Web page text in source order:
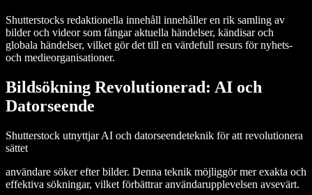
Shutterstocks redaktionella innehåll innehåller en rik samling av
bilder och videor som fångar aktuella händelser, kändisar och
globala händelser, vilket gör det till en värdefull resurs för nyhets-
och medieorganisationer.
Bildsökning Revolutionerad: AI och
Datorseende
Shutterstock utnyttjar AI och datorseendeteknik för att revolutionera
sättet
användare söker efter bilder. Denna teknik möjliggör mer exakta och
effektiva sökningar, vilket förbättrar användarupplevelsen avsevärt.